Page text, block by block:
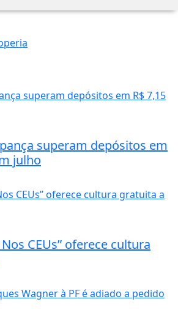
superam depósitos em
julho
CEUs” oferece cultura